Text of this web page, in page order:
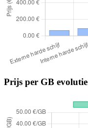
Prijs per GB evolutie